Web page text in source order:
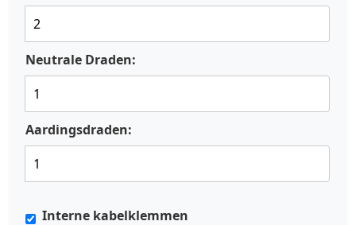
Neutrale Draden:
Aardingsdraden:
Interne kabelklemmen